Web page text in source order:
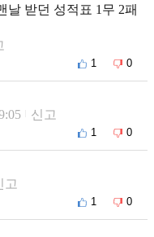
날 받던 성적표 1무 2패
1 0
신고
1 0
고
1 0